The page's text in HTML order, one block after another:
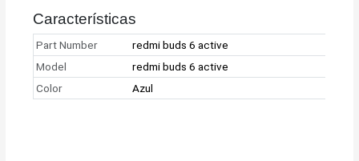
Características
Part Number
redmi buds 6 active
Model
redmi buds 6 active
Color
Azul